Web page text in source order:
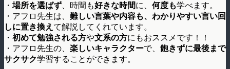
・ 場所を選ばず、時間も好きな時間に、 何度も学べます。
・アフロ先生は、 難しい言葉や内容も、わかりやすい言い回
しに置き換え て解説してくれています。
・ 初めて勉強される方や文系の方にもおススメです！！
・アフロ先生の、 楽しいキャラクターで、 飽きずに最後まで
サクサク学習することができます。